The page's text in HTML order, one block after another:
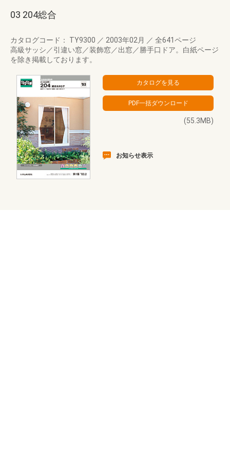
03 204総合
カタログコード： TY9300 ／ 2003年02月 ／ 全641ページ
高級サッシ／引違い窓／装飾窓／出窓／勝手口ドア。白紙ページ
を除き掲載しております。
(55.3MB)
お知らせ表示